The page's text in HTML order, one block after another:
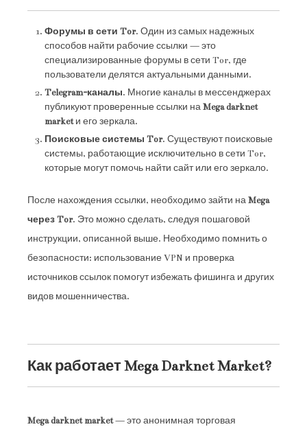
Форумы в сети Tor. Один из самых надежных
способов найти рабочие ссылки — это
специализированные форумы в сети Tor, где
пользователи делятся актуальными данными.
Telegram-каналы. Многие каналы в мессенджерах
публикуют проверенные ссылки наMega darknet
marketи его зеркала.
Поисковые системы Tor. Существуют поисковые
системы, работающие исключительно в сети Tor,
которые могут помочь найти сайт или его зеркало.
После нахождения ссылки, необходимо зайти наMega
через Tor. Это можно сделать, следуя пошаговой
инструкции, описанной выше. Необходимо помнить о
безопасности: использование VPN и проверка
источников ссылок помогут избежать фишинга и других
видов мошенничества.
Как работает Mega Darknet Market?
Mega darknet market— это анонимная торговая